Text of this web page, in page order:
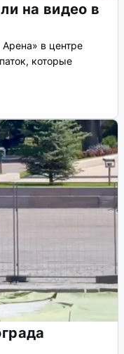
на видео в
в центре
которые